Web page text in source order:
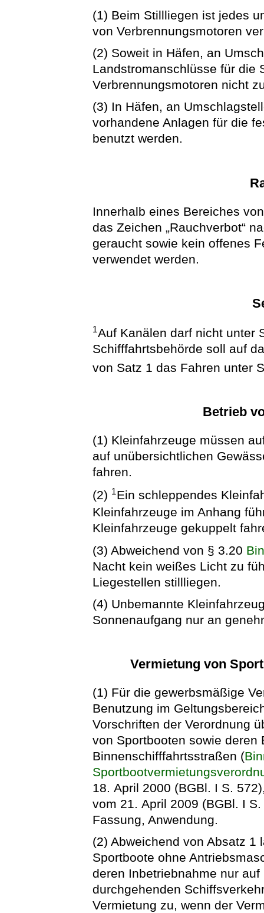
(1) Beim Stillliegen ist jedes
von Verbrennungsmotoren
(2) Soweit in Häfen, an
Landstromanschlüsse für die
Verbrennungsmotoren nicht
(3) In Häfen, an
vorhandene Anlagen für die
benutzt werden.
Innerhalb eines Bereiches
das Zeichen „Rauchverbot“
geraucht sowie kein offenes
verwendet werden.
1Auf Kanälen darf nicht unter
Schifffahrtsbehörde soll auf
von Satz 1 das Fahren unter
Betrieb
(1) Kleinfahrzeuge müssen
auf unübersichtlichen
fahren.
(2) 1Ein schleppendes
Kleinfahrzeuge im Anhang
Kleinfahrzeuge gekuppelt
(3) Abweichend von § 3.20
Nacht kein weißes Licht zu
Liegestellen stillliegen.
(4) Unbemannte
Sonnenaufgang nur an
Vermietung von
(1) Für die gewerbsmäßige
Benutzung im
Vorschriften der Verordnung
von Sportbooten sowie deren
Binnenschifffahrtsstraßen (
18. April 2000 (BGBl. I S.
vom 21. April 2009 (BGBl. I
Fassung, Anwendung.
(2) Abweichend von Absatz 1
Sportboote ohne
deren Inbetriebnahme nur
durchgehenden
Vermietung zu, wenn der